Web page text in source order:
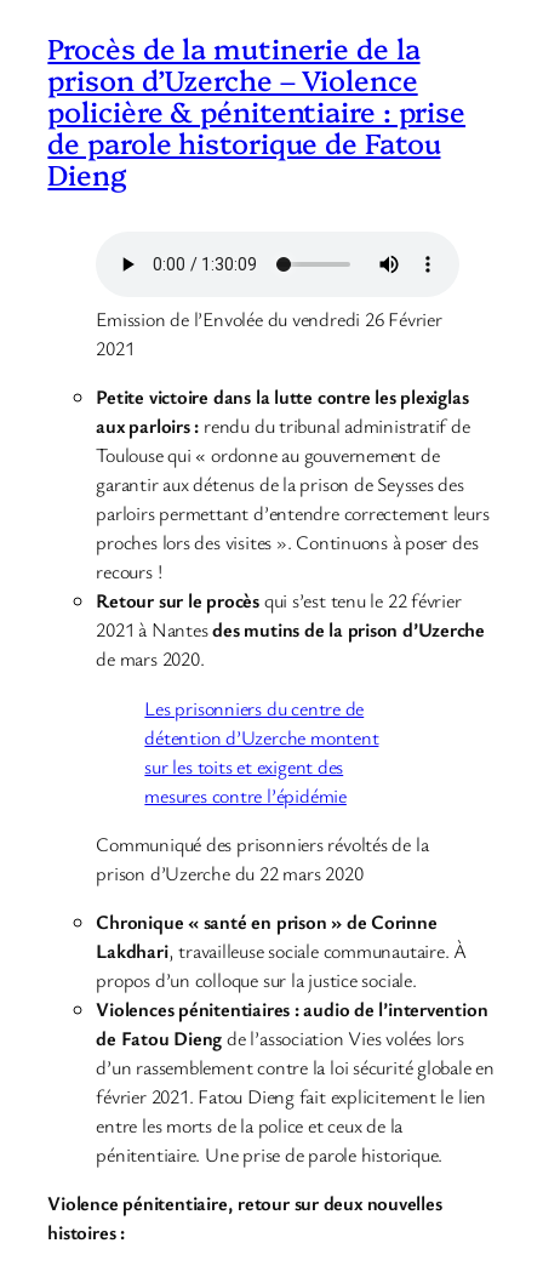
Procès de la mutinerie de la
prison d’Uzerche – Violence
policière & pénitentiaire : prise
de parole historique de Fatou
Dieng
Emission de l’Envolée du vendredi 26 Février
2021
Petite victoire dans la lutte contre les plexiglas
aux parloirs : rendu du tribunal administratif de
Toulouse qui « ordonne au gouvernement de
garantir aux détenus de la prison de Seysses des
parloirs permettant d’entendre correctement leurs
proches lors des visites ». Continuons à poser des
recours !
Retour sur le procèsqui s’est tenu le 22 février
2021 à Nantesdes mutins de la prison d’Uzerche
de mars 2020.
Les prisonniers du centre de
détention d’Uzerche montent
sur les toits et exigent des
mesures contre l’épidémie
Communiqué des prisonniers révoltés de la
prison d’Uzerche du 22 mars 2020
Chronique « santé en prison » de Corinne
Lakdhari, travailleuse sociale communautaire. À
propos d’un colloque sur la justice sociale.
Violences pénitentiaires : audio de l’intervention
de Fatou Diengde l’association Vies volées lors
d’un rassemblement contre la loi sécurité globale en
février 2021. Fatou Dieng fait explicitement le lien
entre les morts de la police et ceux de la
pénitentiaire. Une prise de parole historique.
Violence pénitentiaire, retour sur deux nouvelles
histoires :